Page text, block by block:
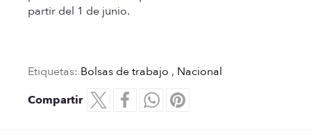
partir del 1 de junio.
Etiquetas: Bolsas de trabajo , Nacional
Compartir